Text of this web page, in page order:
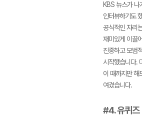
KBS 뉴스가 나
인터뷰하기도
공식적인 자리
재미있게 이끌
진중하고 모범
시작했습니다.
이 때까지만 해
여겼습니다.
#4. 유퀴즈